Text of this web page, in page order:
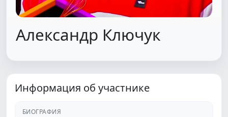
Александр Ключук
Информация об участнике
БИОГРАФИЯ